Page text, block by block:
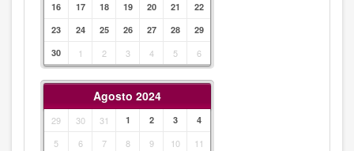
16
17 18 19 20 21
22
23
24 25 26 27 28
29
30
1 2 3 4 5 6
Agosto 2024
29 30 31 1 2 3 4
5 6 7 8 9 10
11